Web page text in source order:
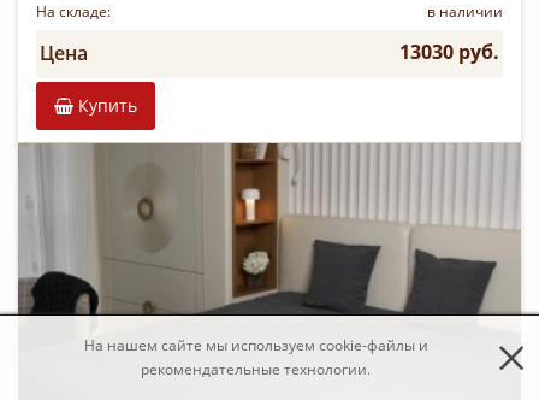
На складе:
в наличии
Цена 13030 руб.
Купить
На нашем сайте мы используем cookie-файлы и
рекомендательные технологии.